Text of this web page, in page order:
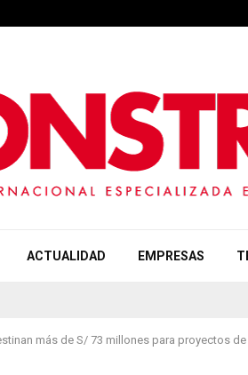
ACTUALIDAD EMPRESAS
más de S/ 73 millones para proyectos